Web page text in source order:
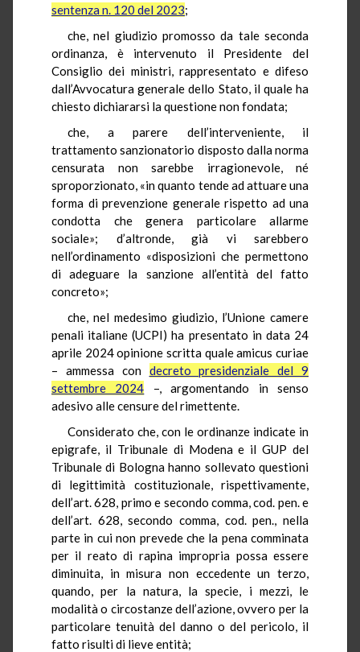
sentenza n. 120 del 2023;
che, nel giudizio promosso da tale seconda
ordinanza, è intervenuto il Presidente del
Consiglio dei ministri, rappresentato e difeso
dall’Avvocatura generale dello Stato, il quale ha
chiesto dichiararsi la questione non fondata;
che, a parere dell’interveniente, il
trattamento sanzionatorio disposto dalla norma
censurata non sarebbe irragionevole, né
sproporzionato, «in quanto tende ad attuare una
forma di prevenzione generale rispetto ad una
condotta che genera particolare allarme
sociale»; d’altronde, già vi sarebbero
nell’ordinamento «disposizioni che permettono
di adeguare la sanzione all’entità del fatto
concreto»;
che, nel medesimo giudizio, l’Unione camere
penali italiane (UCPI) ha presentato in data 24
aprile 2024 opinione scritta quale amicus curiae
– ammessa con decreto presidenziale del 9
settembre 2024 –, argomentando in senso
adesivo alle censure del rimettente.
Considerato che, con le ordinanze indicate in
epigrafe, il Tribunale di Modena e il GUP del
Tribunale di Bologna hanno sollevato questioni
di legittimità costituzionale, rispettivamente,
dell’art. 628, primo e secondo comma, cod. pen. e
dell’art. 628, secondo comma, cod. pen., nella
parte in cui non prevede che la pena comminata
per il reato di rapina impropria possa essere
diminuita, in misura non eccedente un terzo,
quando, per la natura, la specie, i mezzi, le
modalità o circostanze dell’azione, ovvero per la
particolare tenuità del danno o del pericolo, il
fatto risulti di lieve entità;